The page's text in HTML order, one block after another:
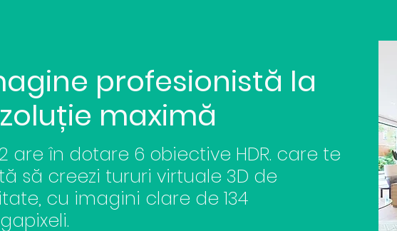
profesionistă la
maximă
are în dotare 6 obiective HDR. care te
să creezi tururi virtuale 3D de
cu imagini clare de 134